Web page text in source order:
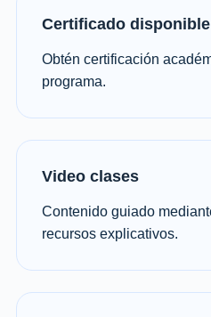
Certificado disponible
Obtén certificación
programa.
Video clases
Contenido guiado
recursos explicativos.